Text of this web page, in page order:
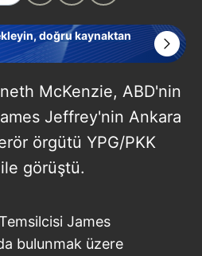
doğru kaynaktan
McKenzie, ABD'nin
Jeffrey'nin Ankara
örgütü YPG/PKK
görüştü.
James
bulunmak üzere